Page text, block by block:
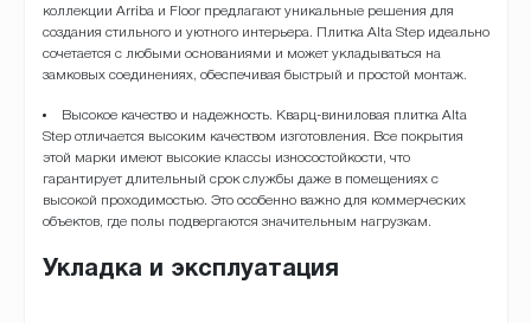
коллекции Arriba и Floor предлагают уникальные решения для
создания стильного и уютного интерьера. Плитка Alta Step идеально
сочетается с любыми основаниями и может укладываться на
замковых соединениях, обеспечивая быстрый и простой монтаж.
Высокое качество и надежность. Кварц-виниловая плитка Alta
Step отличается высоким качеством изготовления. Все покрытия
этой марки имеют высокие классы износостойкости, что
гарантирует длительный срок службы даже в помещениях с
высокой проходимостью. Это особенно важно для коммерческих
объектов, где полы подвергаются значительным нагрузкам.
Укладка и эксплуатация